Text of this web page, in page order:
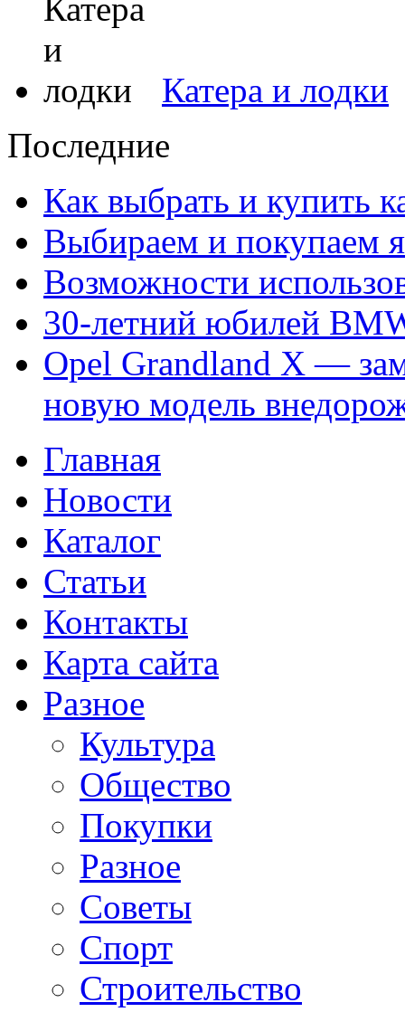
Катера и лодки
Последние
Как выбрать и купить
Выбираем и покупаем
Возможности
30-летний юбилей
Opel Grandland X —
новую модель
Главная
Новости
Каталог
Статьи
Контакты
Карта сайта
Разное
Культура
Общество
Покупки
Разное
Советы
Спорт
Строительство